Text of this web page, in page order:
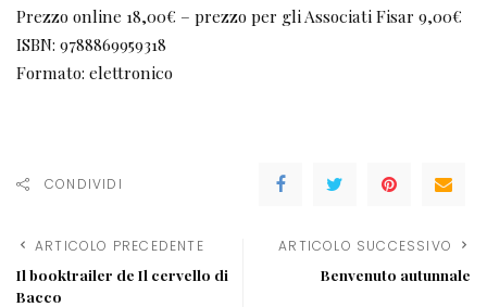
Prezzo online 18,00€ – prezzo per gli Associati Fisar 9,00€
ISBN: 9788869959318
Formato: elettronico
CONDIVIDI
ARTICOLO PRECEDENTE
Il booktrailer de Il cervello di
Bacco
ARTICOLO SUCCESSIVO
Benvenuto autunnale